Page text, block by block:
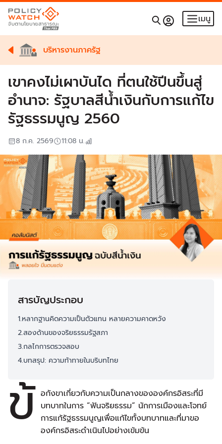
เมนู
บริหารงานภาครัฐ
เขาคงไม่เผาบันได ที่ตนใช้ปีนขึ้นสู่
อำนาจ: รัฐบาลสีน้ำเงินกับการแก้ไข
รัฐธรรมนูญ 2560
8 ก.ค. 2569 11:08 น.
สารบัญประกอบ
1.หลากฐานคิดความเป็นตัวแทน หลายความคาดหวัง
2.สองด้านของจริยธรรมรัฐสภา
3.กลไกการตรวจสอบ
4.บทสรุป: ความท้าทายในบริบทไทย
ข้ อกังขาเกี่ยวกับความเป็นกลางขององค์กรอิสระที่มี
บทบาทในการ “ฟันจริยธรรม” นักการเมืองและโจทย์
การแก้รัฐธรรมนูญเพื่อแก้ไขทั้งบทบาทและที่มาขอ
องค์กรอิสระดำเนินไปอย่างเข้มข้น